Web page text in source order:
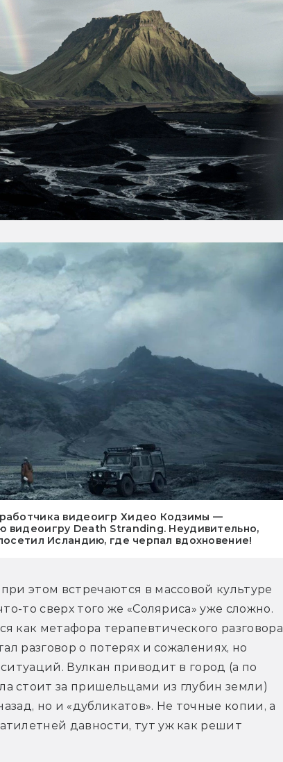
видеоигр Хидео Кодзимы —
видеоигру Death Stranding. Неудивительно,
Исландию, где черпал вдохновение!
этом встречаются в массовой культуре
то сверх того же «Соляриса» уже сложно.
как метафора терапевтического разговора
разговор о потерях и сожалениях, но
Вулкан приводит в город (а по
стоит за пришельцами из глубин земли)
но и «дубликатов». Не точные копии, а
давности, тут уж как решит